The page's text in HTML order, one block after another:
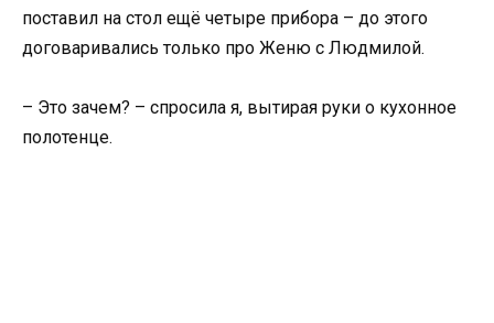
поставил на стол ещё четыре прибора – до этого
договаривались только про Женю с Людмилой.
– Это зачем? – спросила я, вытирая руки о кухонное
полотенце.